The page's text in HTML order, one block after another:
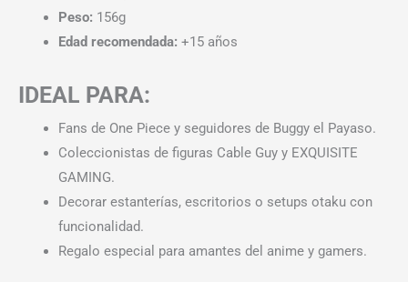
Peso: 156g
Edad recomendada: +15 años
IDEAL PARA:
Fans de One Piece y seguidores de Buggy el Payaso.
Coleccionistas de figuras Cable Guy y EXQUISITE
GAMING.
Decorar estanterías, escritorios o setups otaku con
funcionalidad.
Regalo especial para amantes del anime y gamers.